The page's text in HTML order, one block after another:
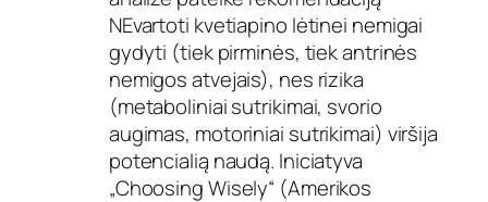
NEvartoti kvetiapino lėtinei nemigai
gydyti (tiek pirminės, tiek antrinės
nemigos atvejais), nes rizika
(metaboliniai sutrikimai, svorio
augimas, motoriniai sutrikimai) viršija
potencialią naudą. Iniciatyva
„Choosing Wisely“ (Amerikos